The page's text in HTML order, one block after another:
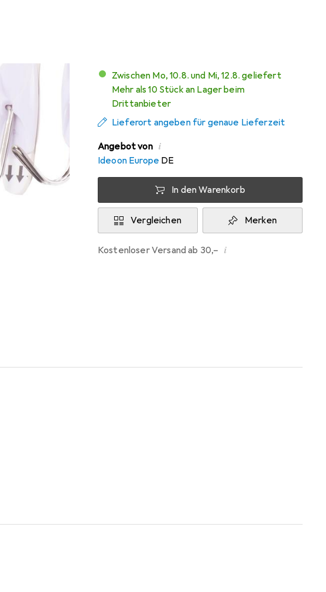
Zwischen Mo, 10.8. und Mi, 12.8. geliefert
Mehr als 10 Stück an Lager beim
Drittanbieter
Lieferort angeben für genaue Lieferzeit
Angebot von i
Ideoon Europe DE
In den Warenkorb
Vergleichen Merken
Kostenloser Versand ab 30,– i